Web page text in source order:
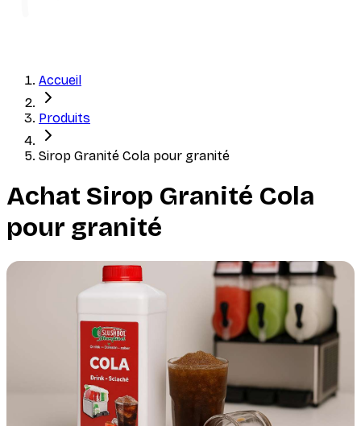
Accueil
Produits
Sirop Granité Cola pour granité
Achat Sirop Granité Cola
pour granité